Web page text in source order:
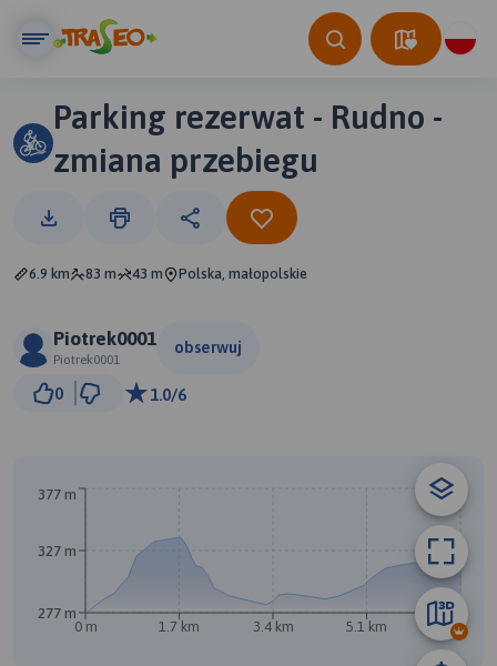
Parking rezerwat - Rudno -
zmiana przebiegu
6.9 km 83 m 43 m Polska, małopolskie
Piotrek0001
Piotrek0001
obserwuj
0 1.0/6
0 m 1.7 km 3.4 km 5.1 km 6.9 km
277 m
327 m
377 m